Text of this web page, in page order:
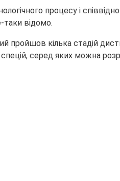
процесу і
відомо.
пройшов кілька стадій
серед яких можна